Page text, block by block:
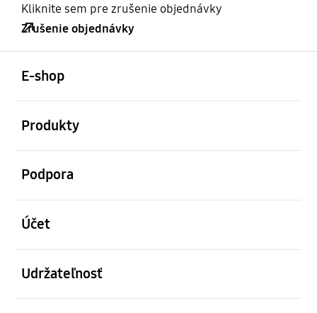
Kliknite sem pre zrušenie objednávky
Zrušenie objednávky
E-shop
Produkty
Podpora
Účet
Udržateľnosť